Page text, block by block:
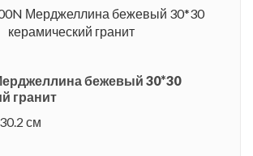
бежевый 30*30
гранит
см